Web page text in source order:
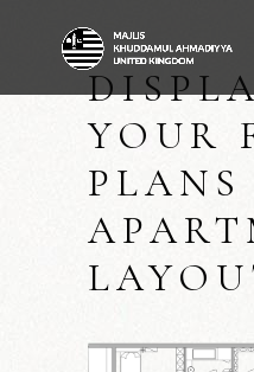
YOUR
PLANS